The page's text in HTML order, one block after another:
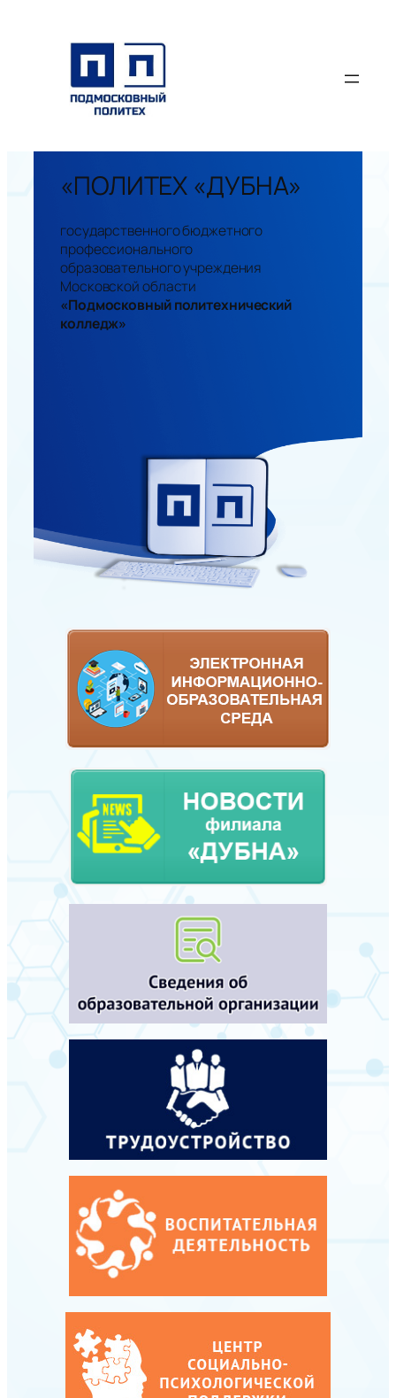
содержимому
«ПОЛИТЕХ «ДУБНА»
государственного бюджетного
профессионального
образовательного учреждения
Московской области
«Подмосковный политехнический
колледж»